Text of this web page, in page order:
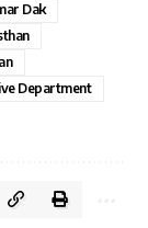
Dak
Department